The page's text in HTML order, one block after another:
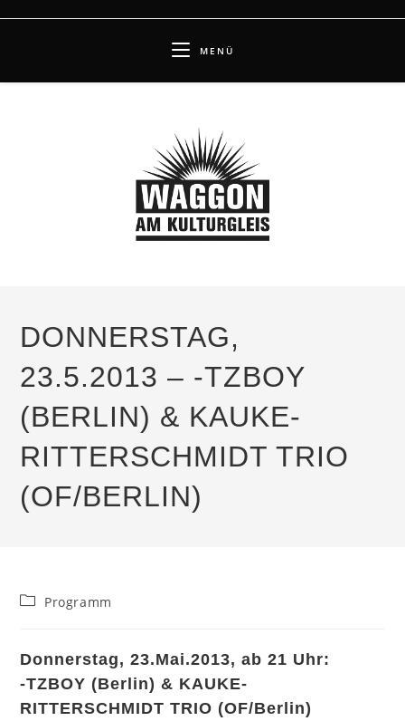
MENÜ
DONNERSTAG,
23.5.2013 – -TZBOY
(BERLIN) & KAUKE-
RITTERSCHMIDT TRIO
(OF/BERLIN)
Beitrags-
Programm
Donnerstag, 23.Mai.2013, ab 21 Uhr:
-TZBOY (Berlin) & KAUKE-
RITTERSCHMIDT TRIO (OF/Berlin)